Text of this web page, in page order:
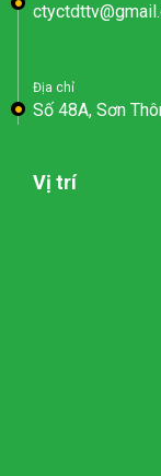
Địa chỉ
Số 48A, Sơn
Vị trí